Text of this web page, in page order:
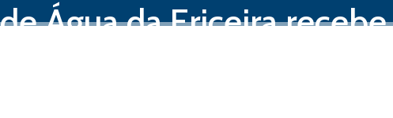
Água da Ericeira recebe